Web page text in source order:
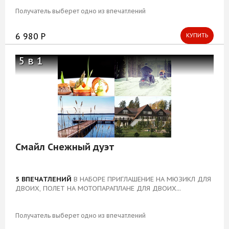
Получатель выберет одно из впечатлений
6 980 Р КУПИТЬ
5 в 1
Смайл Снежный дуэт
5 ВПЕЧАТЛЕНИЙ В НАБОРЕ ПРИГЛАШЕНИЕ НА МЮЗИКЛ ДЛЯ
ДВОИХ, ПОЛЕТ НА МОТОПАРАПЛАНЕ ДЛЯ ДВОИХ...
Получатель выберет одно из впечатлений